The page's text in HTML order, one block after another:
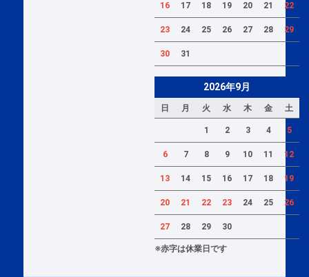
16 17 18 19 20 21 22
23 24 25 26 27 28 29
30 31
2026年9月
日 月 火 水 木 金 土
1 2 3 4 5
6 7 8 9 10 11 12
13 14 15 16 17 18 19
20 21 22 23 24 25 26
27 28 29 30
※赤字は休業日です